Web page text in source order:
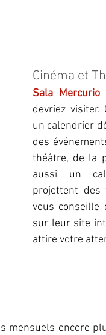
Cinéma et
Sala Mercurio
devriez visiter.
un calendrier
des
théâtre, de la
aussi un
projettent
vous conseille
sur leur site
attire votre
mensuels encore